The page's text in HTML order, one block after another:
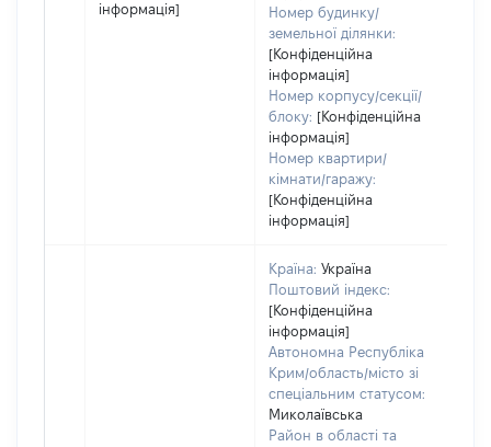
інформація]
Номер будинку/
земельної ділянки:
[Конфіденційна
інформація]
Номер корпусу/секції/
блоку: [Конфіденційна
інформація]
Номер квартири/
кімнати/гаражу:
[Конфіденційна
інформація]
Країна: Україна
Поштовий індекс:
[Конфіденційна
інформація]
Автономна Республіка
Крим/область/місто зі
спеціальним статусом:
Миколаївська
Район в області та